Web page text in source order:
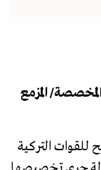
المخصصة/ المزمع
للقوات التركية